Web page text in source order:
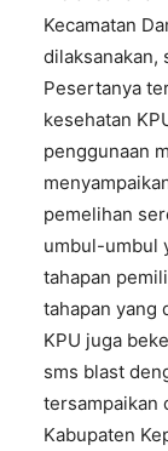
Kecamatan
dilaksanakan,
Pesertanya
kesehatan
penggunaan
pemelihan
umbul-umbul
tahapan
tahapan yang
KPU juga
sms blast
tersampaikan
Kabupaten